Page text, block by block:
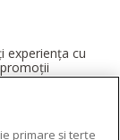
experiența cu
multe altele.
primare și terțe